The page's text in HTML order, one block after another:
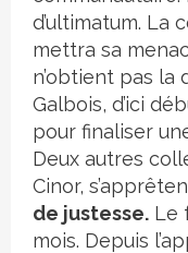
d’ultimatum. La
mettra sa
n’obtient pas la
Galbois, d’ici
pour finaliser
Deux autres
Cinor,
de justesse. Le
mois. Depuis